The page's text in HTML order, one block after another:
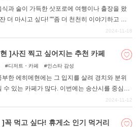
식과 술이 가득한 삿포로에 여행이나 출장을 왔
더 마시고 싶다! ""좀 더 천천히 이야기하고 싶
2차 모임에 나가고 싶어질 것이다. 친구와 함께,
소를 소개한다.
2024-11-18
]사진 찍고 싶어지는 추천 카페
디저트・카페 인스타 감성
부한 에히메현에는 그 입지를 살려 경치와 분위
수 있는 카페가 많다. 이번에는 송산시를 중심으
중예, 남예 지역의 추천 카페를 소개한다. 이 글을
2024-11-12
꼭 먹고 싶다! 휴게소 인기 먹거리